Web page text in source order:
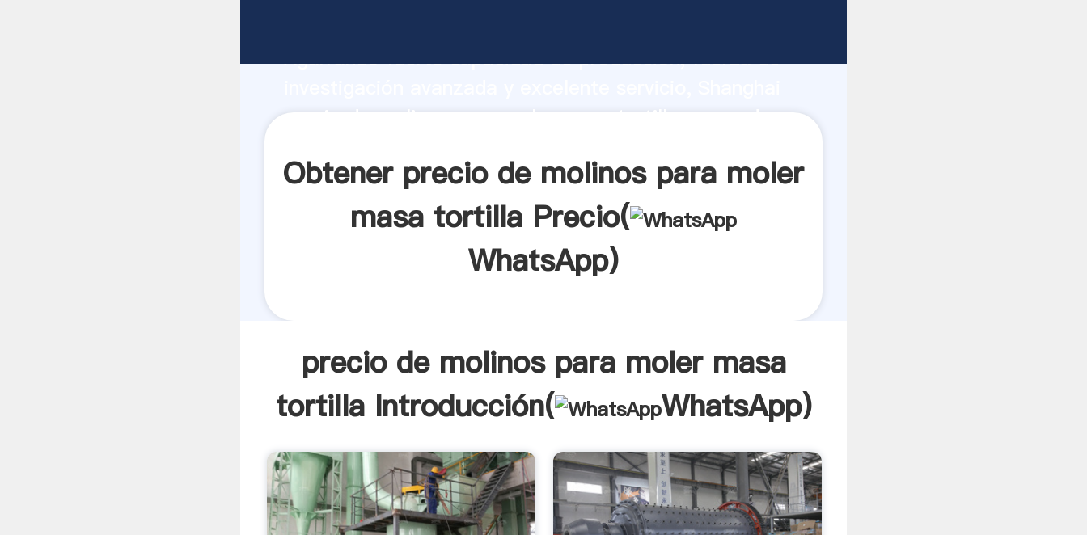
Agarrando fuerte capacidad de producción, fuerza de
precio de molinos para moler masa tortilla proveedor
Obtener precio de molinos para moler
masa tortilla Precio(
WhatsApp)
precio de molinos para moler masa
tortilla Introducción(
WhatsApp)